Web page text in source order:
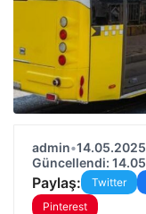
admin•
Güncellendi:
Paylaş: Twitter
Pinterest